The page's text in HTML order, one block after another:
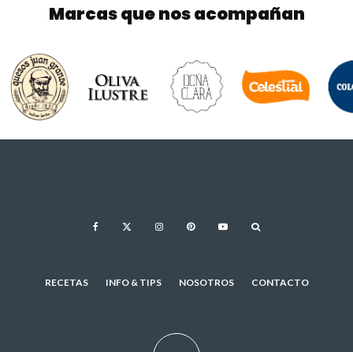
Marcas que nos acompañan
RECETAS INFO & TIPS NOSOTROS CONTACTO